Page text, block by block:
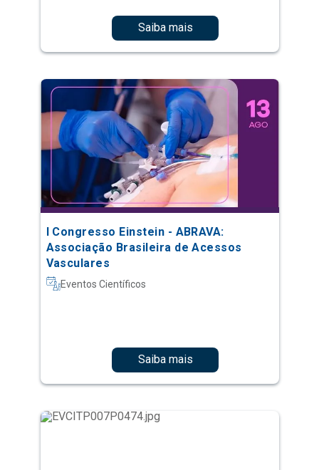
Saiba mais
I Congresso Einstein - ABRAVA:
Associação Brasileira de Acessos
Vasculares
Eventos Científicos
Saiba mais